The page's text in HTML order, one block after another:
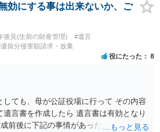
効にする事は出来ないか、ご
後見(生前の財産管理)
#遺言
留分侵害額請求・放棄
役にたった 8
しても、母が公証役場に行って その内容
言書を作成したら 遺言書は有効となり
前後に下記の事情があったことが証明で